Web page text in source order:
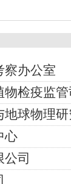
察办公室
检疫监管
地球物理
心
司